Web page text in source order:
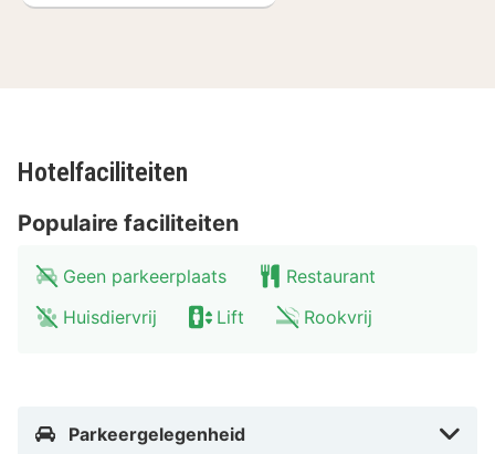
Hotelfaciliteiten
Populaire faciliteiten
Geen parkeerplaats
Restaurant
Huisdiervrij
Lift Rookvrij
Parkeergelegenheid